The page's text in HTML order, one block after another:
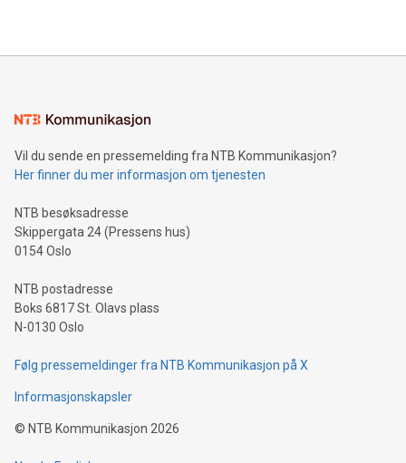
Vil du sende en pressemelding fra NTB Kommunikasjon?
Her finner du mer informasjon om tjenesten
NTB besøksadresse
Skippergata 24 (Pressens hus)
0154 Oslo
NTB postadresse
Boks 6817 St. Olavs plass
N-0130 Oslo
Følg pressemeldinger fra NTB Kommunikasjon på X
Informasjonskapsler
© NTB Kommunikasjon 2026